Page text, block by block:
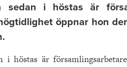
sedan i höstas är
öppnar hon
i höstas är